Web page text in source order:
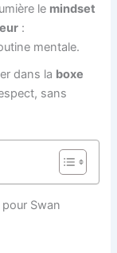
le mindset
:
mentale.
dans la boxe
sans
Swan